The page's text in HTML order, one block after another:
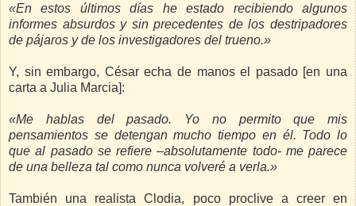
«En estos últimos días he estado recibiendo algunos
informes absurdos y sin precedentes de los destripadores
de pájaros y de los investigadores del trueno.»
Y, sin embargo, César echa de manos el pasado [en una
carta a Julia Marcia]:
«Me hablas del pasado. Yo no permito que mis
pensamientos se detengan mucho tiempo en él. Todo lo
que al pasado se refiere –absolutamente todo- me parece
de una belleza tal como nunca volveré a verla.»
También una realista Clodia, poco proclive a creer en